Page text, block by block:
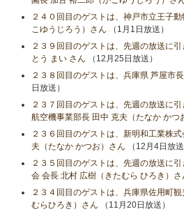
２４０回目のゲストは、神戸市立王子
こゆうじろう）さん （1月1日放送）
２３９回目のゲストは、先週の放送に
とう まい さん （12月25日放送）
２３８回目のゲストは、兵庫県 芦屋市
日放送）
２３７回目のゲストは、先週の放送に
航空機事業部長 田中 克夫（たなか かつ
２３６回目のゲストは、新明和工業株
夫（たなか かつお）さん （12月4日放送
２３５回目のゲストは、先週の放送に
会 会長 北村 広樹（きたむら ひろき）さ
２３４回目のゲストは、兵庫県佐用町
むらひろき）さん （11月20日放送）